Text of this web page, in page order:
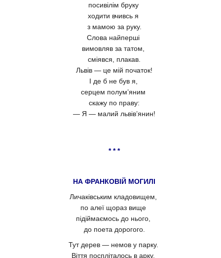
посивілім бруку
ходити вчивсь я
з мамою за руку.
Слова найперші
вимовляв за татом,
сміявся, плакав.
Львів — це мій початок!
І де б не був я,
серцем полум’яним
скажу по праву:
— Я — малий львів’янин!
* * *
НА ФРАНКОВІЙ МОГИЛІ
Личаківським кладовищем,
по алеї щораз вище
підіймаємось до нього,
до поета дорогого.
Тут дерев — немов у парку.
Віття поспліталось в арку,